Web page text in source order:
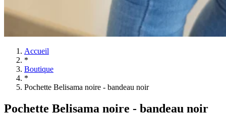
Accueil
*
Boutique
*
Pochette Belisama noire - bandeau noir
Pochette Belisama noire - bandeau noir